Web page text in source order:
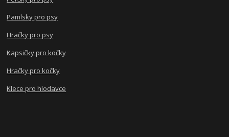
Pamlsky pro psy
Hračky pro psy
Kapsičky pro kočky
Hračky pro kočky
Klece pro hlodavce